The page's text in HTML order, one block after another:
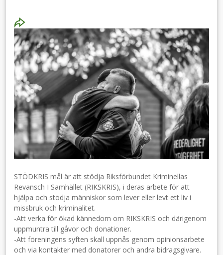
STÖDKRIS mål är att stödja Riksförbundet Kriminellas
Revansch I Samhället (RIKSKRIS), i deras arbete för att
hjälpa och stödja människor som lever eller levt ett liv i
missbruk och kriminalitet.
-Att verka för ökad kännedom om RIKSKRIS och därigenom
uppmuntra till gåvor och donationer.
-Att föreningens syften skall uppnås genom opinionsarbete
och via kontakter med donatorer och andra bidragsgivare.